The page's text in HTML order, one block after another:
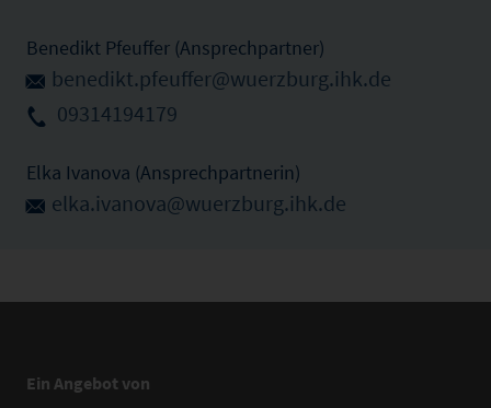
Benedikt Pfeuffer (Ansprechpartner)
benedikt.pfeuffer@wuerzburg.ihk.de
09314194179
Elka Ivanova (Ansprechpartnerin)
elka.ivanova@wuerzburg.ihk.de
Ein Angebot von